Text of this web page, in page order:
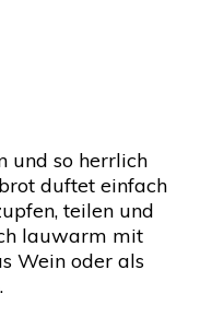
und so herrlich
duftet einfach
teilen und
lauwarm mit
Wein oder als